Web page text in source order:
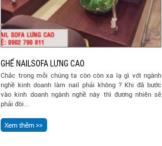
GHẾ NAILSOFA LƯNG CAO
Chắc trong mỗi chúng ta còn còn xa lạ gì với ngành
nghề kinh doanh làm nail phải không ? Khi đã bước
vào kinh doanh ngành nghề này thì đương nhiên sẽ
phải đòi...